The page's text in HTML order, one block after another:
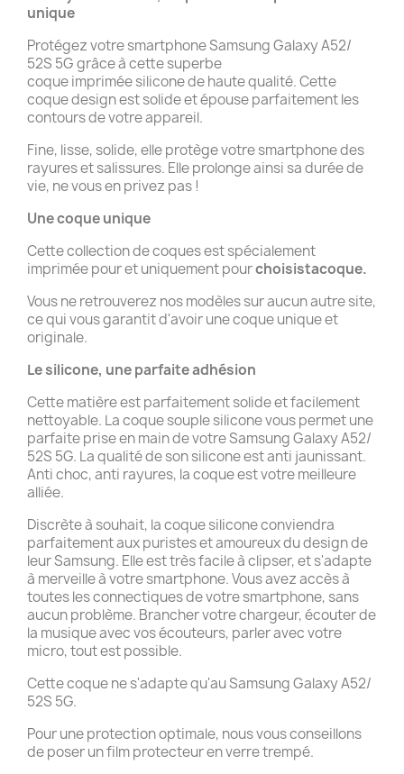
unique
Protégez votre smartphone Samsung Galaxy A52/
52S 5G grâce à cette superbe
coque imprimée silicone de haute qualité. Cette
coque design est solide et épouse parfaitement les
contours de votre appareil.
Fine, lisse, solide, elle protège votre smartphone des
rayures et salissures. Elle prolonge ainsi sa durée de
vie, ne vous en privez pas !
Une coque unique
Cette collection de coques est spécialement
imprimée pour et uniquement pourchoisistacoque.
Vous ne retrouverez nos modèles sur aucun autre site,
ce qui vous garantit d'avoir une coque unique et
originale.
Le silicone, une parfaite adhésion
Cette matière est parfaitement solide et facilement
nettoyable. La coque souple silicone vous permet une
parfaite prise en main de votre Samsung Galaxy A52/
52S 5G. La qualité de son silicone est anti jaunissant.
Anti choc, anti rayures, la coque est votre meilleure
alliée.
Discrète à souhait, la coque silicone conviendra
parfaitement aux puristes et amoureux du design de
leur Samsung. Elle est très facile à clipser, et s'adapte
à merveille à votre smartphone. Vous avez accès à
toutes les connectiques de votre smartphone, sans
aucun problème. Brancher votre chargeur, écouter de
la musique avec vos écouteurs, parler avec votre
micro, tout est possible.
Cette coque ne s'adapte qu'au Samsung Galaxy A52/
52S 5G.
Pour une protection optimale, nous vous conseillons
de poser un film protecteur en verre trempé.